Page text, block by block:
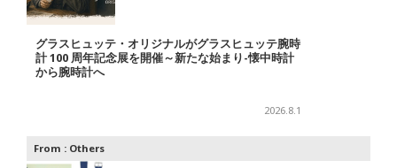
グラスヒュッテ・オリジナルがグラスヒュッテ腕時
計 100 周年記念展を開催～新たな始まり-懐中時計
から腕時計へ
2026.8.1
From : Others